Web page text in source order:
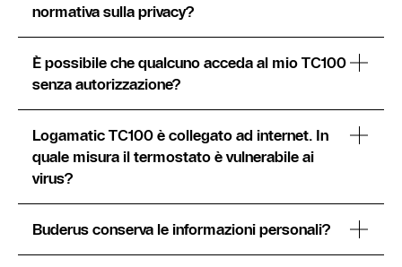
normativa sulla privacy?
È possibile che qualcuno acceda al mio TC100
senza autorizzazione?
Logamatic TC100 è collegato ad internet. In
quale misura il termostato è vulnerabile ai
virus?
Buderus conserva le informazioni personali?